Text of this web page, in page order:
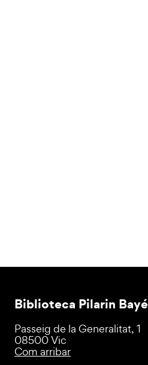
Biblioteca Pilarin
Passeig de la Generalitat, 1
08500 Vic
Com arribar